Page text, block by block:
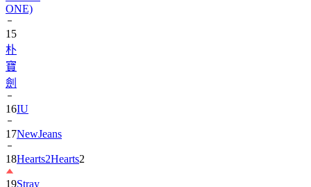
ONE)
15
朴
寶
劍
16IU
17NewJeans
18Hearts2Hearts2
19Stray